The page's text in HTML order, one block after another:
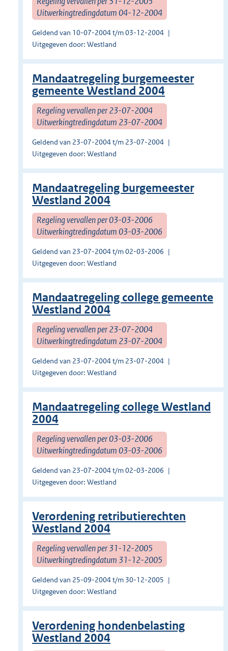
Uitwerkingtredingdatum 04-12-2004
Geldend van 10-07-2004 t/m 03-12-2004
Uitgegeven door: Westland
Mandaatregeling burgemeester
gemeente Westland 2004
Regeling vervallen per 23-07-2004
Uitwerkingtredingdatum 23-07-2004
Geldend van 23-07-2004 t/m 23-07-2004
Uitgegeven door: Westland
Mandaatregeling burgemeester
Westland 2004
Regeling vervallen per 03-03-2006
Uitwerkingtredingdatum 03-03-2006
Geldend van 23-07-2004 t/m 02-03-2006
Uitgegeven door: Westland
Mandaatregeling college gemeente
Westland 2004
Regeling vervallen per 23-07-2004
Uitwerkingtredingdatum 23-07-2004
Geldend van 23-07-2004 t/m 23-07-2004
Uitgegeven door: Westland
Mandaatregeling college Westland
2004
Regeling vervallen per 03-03-2006
Uitwerkingtredingdatum 03-03-2006
Geldend van 23-07-2004 t/m 02-03-2006
Uitgegeven door: Westland
Verordening retributierechten
Westland 2004
Regeling vervallen per 31-12-2005
Uitwerkingtredingdatum 31-12-2005
Geldend van 25-09-2004 t/m 30-12-2005
Uitgegeven door: Westland
Verordening hondenbelasting
Westland 2004